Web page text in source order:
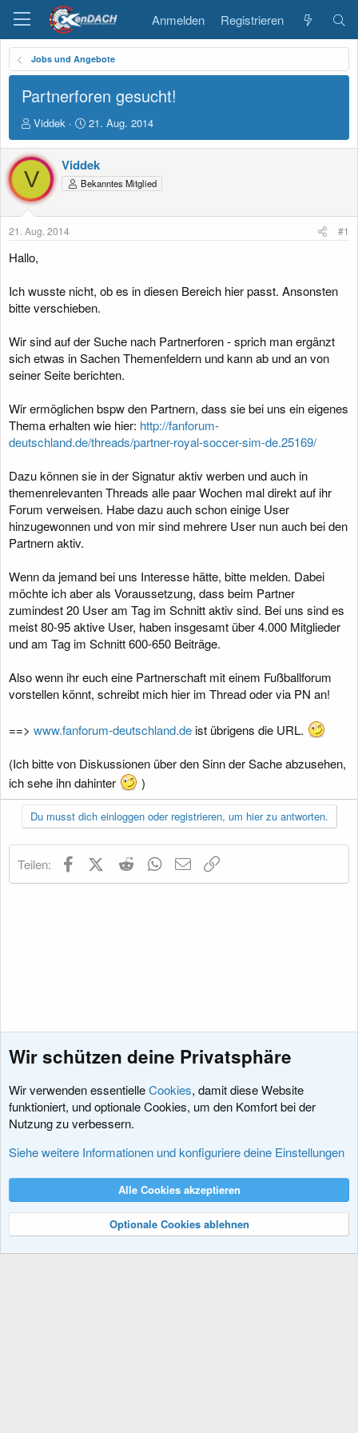
Anmelden Registrieren
Jobs und Angebote
Partnerforen gesucht!
E
r
s
t
e
l
l
r
Viddek
E
r
s
t
e
l
21. Aug. 2014
V
Viddek
Bekanntes Mitglied
21. Aug. 2014 #1
Hallo,
Ich wusste nicht, ob es in diesen Bereich hier passt. Ansonsten
bitte verschieben.
Wir sind auf der Suche nach Partnerforen - sprich man ergänzt
sich etwas in Sachen Themenfeldern und kann ab und an von
seiner Seite berichten.
Wir ermöglichen bspw den Partnern, dass sie bei uns ein eigenes
Thema erhalten wie hier: http://fanforum-
deutschland.de/threads/partner-royal-soccer-sim-de.25169/
Dazu können sie in der Signatur aktiv werben und auch in
themenrelevanten Threads alle paar Wochen mal direkt auf ihr
Forum verweisen. Habe dazu auch schon einige User
hinzugewonnen und von mir sind mehrere User nun auch bei den
Partnern aktiv.
Wenn da jemand bei uns Interesse hätte, bitte melden. Dabei
möchte ich aber als Voraussetzung, dass beim Partner
zumindest 20 User am Tag im Schnitt aktiv sind. Bei uns sind es
meist 80-95 aktive User, haben insgesamt über 4.000 Mitglieder
und am Tag im Schnitt 600-650 Beiträge.
Also wenn ihr euch eine Partnerschaft mit einem Fußballforum
vorstellen könnt, schreibt mich hier im Thread oder via PN an!
==> www.fanforum-deutschland.deist übrigens die URL.
(Ich bitte von Diskussionen über den Sinn der Sache abzusehen,
ich sehe ihn dahinter
)
Du musst dich einloggen oder registrieren, um hier zu antworten.
Teilen: FacebookX (Twitter)
Reddit WhatsApp
E-Mail
Jobs und Angebote
Nutzungsbedingungen Datenschutz
R
Community platform by XenForo® © 2010-2024 XenForo Ltd.
Wir schützen deine Privatsphäre
Wir verwenden essentielleCookies, damit diese Website
funktioniert, und optionale Cookies, um den Komfort bei der
Nutzung zu verbessern.
Siehe weitere Informationen und konfiguriere deine Einstellungen
Alle Cookies akzeptieren
Optionale Cookies ablehnen